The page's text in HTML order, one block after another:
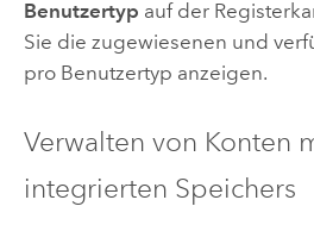
Benutzertyp auf der
Sie die zugewiesenen und
pro Benutzertyp anzeigen.
Verwalten von Konten
integrierten Speichers